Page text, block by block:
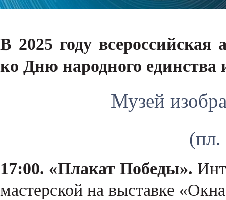
В 2025 году
ко Дню народного единства
Музей
17:00. «Плакат Победы».
мастерской на выставке